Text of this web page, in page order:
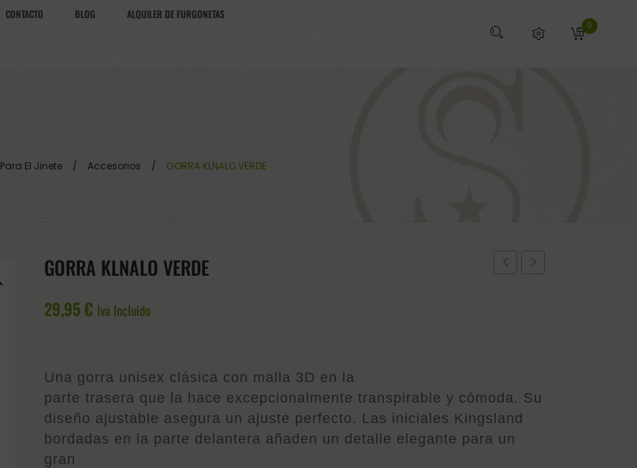
CONTACTO BLOG ALQUILER DE FURGONETAS
0
Para El Jinete / Accesorios / GORRA KLNALO VERDE
GORRA KLNALO VERDE
29,95€ Iva Incluido
Una gorra unisex clásica con malla 3D en la
parte trasera que la hace excepcionalmente transpirable y cómoda. Su
diseño ajustable asegura un ajuste perfecto. Las iniciales Kingsland
bordadas en la parte delantera añaden un detalle elegante para un
gran